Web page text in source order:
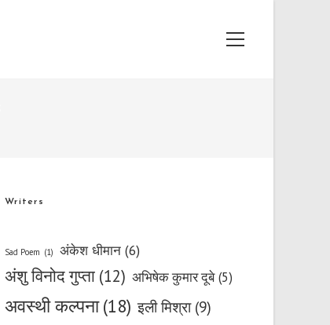
Main
Writers
Sad Poem (1) अंकेश धीमान (6)
अंशु विनोद गुप्ता (12) अभिषेक कुमार दूबे (5)
अवस्थी कल्पना (18) इली मिश्रा (9)